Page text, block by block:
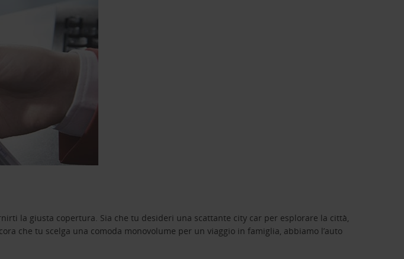
la giusta copertura. Sia che tu desideri una scattante city car per esplorare la città,
che tu scelga una comoda monovolume per un viaggio in famiglia, abbiamo l’auto